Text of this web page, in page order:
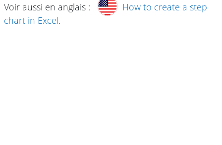
Voir aussi en anglais :
How to create a step
chart in Excel.